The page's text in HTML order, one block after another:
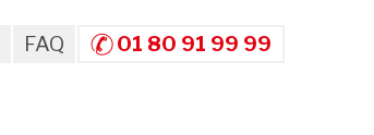
FAQ 01 80 91 99 99